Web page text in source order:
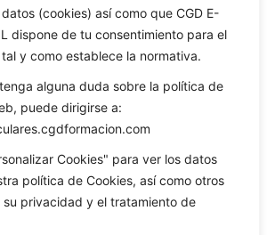
(cookies) así como que CGD E-
dispone de tu consentimiento para el
y como establece la normativa.
alguna duda sobre la política de
puede dirigirse a:
Cookies" para ver los datos
política de Cookies, así como otros
privacidad y el tratamiento de